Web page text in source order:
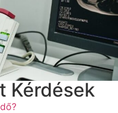
Kérdések